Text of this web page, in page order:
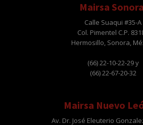
Mairsa
Calle Suaqui #35-A
Col. Pimentel C.P.
Hermosillo, Sonora,
(66) 22-10-22-29 y
(66) 22-67-20-32
Mairsa Nuevo
Av. Dr. José Eleuterio